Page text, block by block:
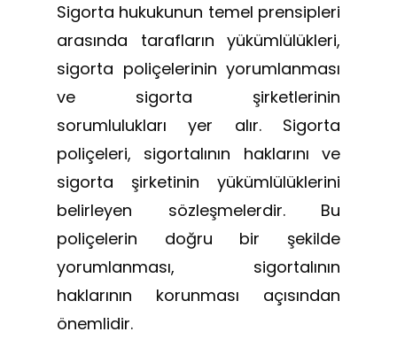
Sigorta hukukunun temel prensipleri
arasında tarafların yükümlülükleri,
sigorta poliçelerinin yorumlanması
ve sigorta şirketlerinin
sorumlulukları yer alır. Sigorta
poliçeleri, sigortalının haklarını ve
sigorta şirketinin yükümlülüklerini
belirleyen sözleşmelerdir. Bu
poliçelerin doğru bir şekilde
yorumlanması, sigortalının
haklarının korunması açısından
önemlidir.